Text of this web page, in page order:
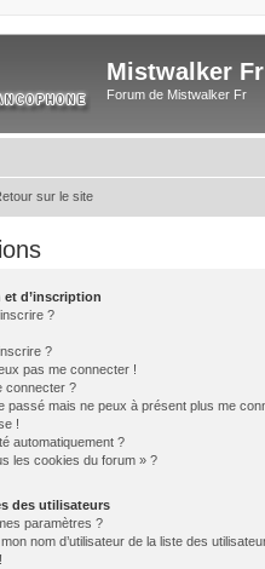
Mistwalker Fr
Forum de Mistwalker Fr
sur le site
et d’inscription
?
?
pas me connecter !
connecter ?
passé mais ne peux à présent plus me
!
automatiquement ?
les cookies du forum » ?
des utilisateurs
paramètres ?
nom d’utilisateur de la liste des